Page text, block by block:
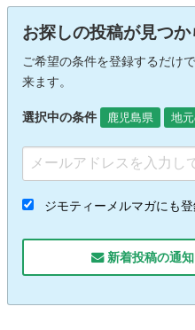
お探しの投稿が見つ
ご希望の条件を登録するだけ
来ます。
選択中の条件 鹿児島県 地
ジモティーメルマガにも
新着投稿の通